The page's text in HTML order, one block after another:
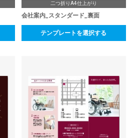
二つ折りA4仕上がり
会社案内_スタンダード_裏面
テンプレートを選択する